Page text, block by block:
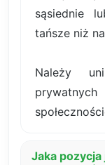
sąsiednie
tańsze niż
Należy
Jaka